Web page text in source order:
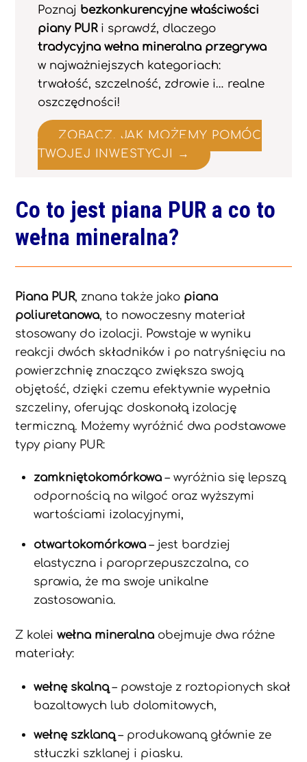
Poznaj bezkonkurencyjne właściwości
piany PURi sprawdź, dlaczego
tradycyjna wełna mineralna przegrywa
w najważniejszych kategoriach:
trwałość, szczelność, zdrowie i… realne
oszczędności!
ZOBACZ, JAK MOŻEMY POMÓC
TWOJEJ INWESTYCJI →
Co to jest piana PUR a co to
wełna mineralna?
Piana PUR, znana także jako piana
poliuretanowa, to nowoczesny materiał
stosowany do izolacji. Powstaje w wyniku
reakcji dwóch składników i po natryśnięciu na
powierzchnię znacząco zwiększa swoją
objętość, dzięki czemu efektywnie wypełnia
szczeliny, oferując doskonałą izolację
termiczną. Możemy wyróżnić dwa podstawowe
typy piany PUR:
zamkniętokomórkowa – wyróżnia się lepszą
odpornością na wilgoć oraz wyższymi
wartościami izolacyjnymi,
otwartokomórkowa – jest bardziej
elastyczna i paroprzepuszczalna, co
sprawia, że ma swoje unikalne
zastosowania.
Z koleiwełna mineralna obejmuje dwa różne
materiały:
wełnę skalną– powstaje z roztopionych skał
bazaltowych lub dolomitowych,
wełnę szklaną– produkowaną głównie ze
stłuczki szklanej i piasku.